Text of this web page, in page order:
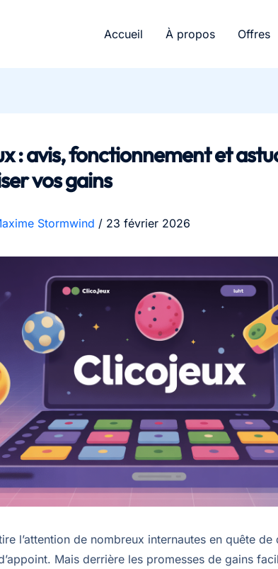
Accueil À propos Offres
: avis, fonctionnement et
vos gains
Stormwind / 23 février 2026
l’attention de nombreux internautes en quête de
Mais derrière les promesses de gains